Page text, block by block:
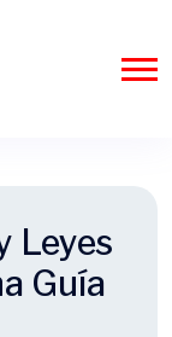
Leyes
Guía